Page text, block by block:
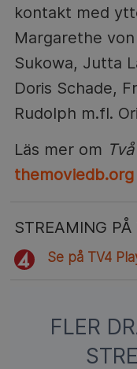
kontakt med
Margarethe
Sukowa, Jutta
Doris Schade,
Rudolph m.fl.
Läs mer om
themoviedb.org
STREAMING
Se på TV4
FLER